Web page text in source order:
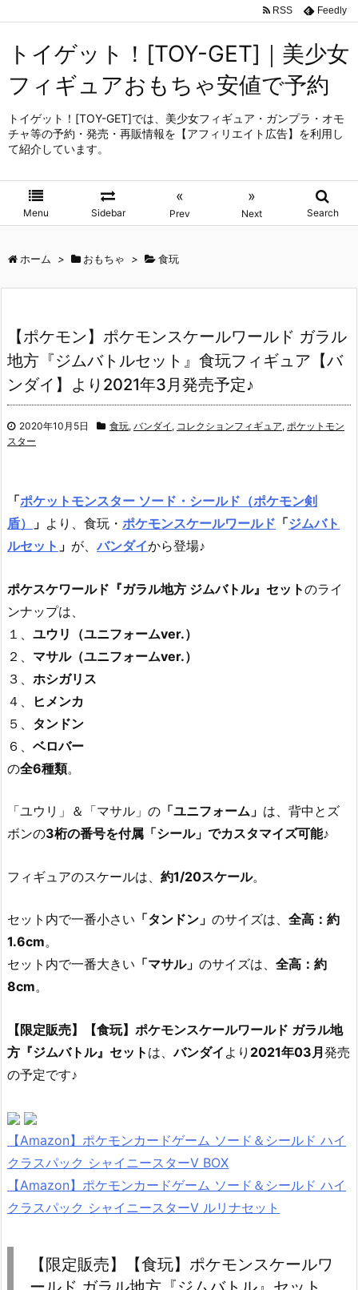
トイゲット！[TOY-GET]｜美少女
フィギュアおもちゃ安値で予約
トイゲット！[TOY-GET]では、美少女フィギュア・ガンプラ・オモ
チャ等の予約・発売・再販情報を【アフィリエイト広告】を利用し
て紹介しています。
Menu Sidebar
«
Prev
»
Next Search
RSS Feedly
ホーム > おもちゃ > 食玩
【ポケモン】ポケモンスケールワールド ガラル
地方『ジムバトルセット』食玩フィギュア【バ
ンダイ】より2021年3月発売予定♪
2020年10月5日 食玩, バンダイ , コレクションフィギュア, ポケットモン
スター
「ポケットモンスター ソード・シールド（ポケモン剣
盾）
」 より、食玩・ ポケモンスケールワールド 「ジムバト
ルセット 」 が、バンダイから登場♪
ポケスケワールド『ガラル地方 ジムバトル』セットのライ
ンナップは、
１、 ユウリ（ユニフォームver.）
２、 マサル（ユニフォームver.）
３、 ホシガリス
４、
ヒメンカ
５、 タンドン
６、 ベロバー
の全6種類。
「ユウリ」＆「マサル」の 「ユニフォーム」 は、背中とズ
ボンの3桁の番号を付属「シール」でカスタマイズ可能♪
フィギュアのスケールは、 約1/20スケール。
セット内で一番小さい 「タンドン」 のサイズは、 全高：約
1.6cm。
セット内で一番大きい 「マサル」 のサイズは、 全高：約
8cm。
【限定販売】【食玩】ポケモンスケールワールド ガラル地
方『ジムバトル』セット は、バンダイ より 2021年03月発売
の予定です♪
【Amazon】ポケモンカードゲーム ソード＆シールド ハイ
クラスパック シャイニースターV BOX
【Amazon】ポケモンカードゲーム ソード＆シールド ハイ
クラスパック シャイニースターV ルリナセット
【限定販売】【食玩】ポケモンスケールワ